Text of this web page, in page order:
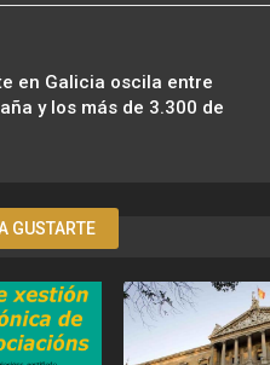
en Galicia oscila entre
y los más de 3.300 de
GUSTARTE